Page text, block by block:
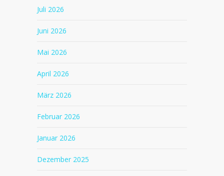
Juli 2026
Juni 2026
Mai 2026
April 2026
März 2026
Februar 2026
Januar 2026
Dezember 2025